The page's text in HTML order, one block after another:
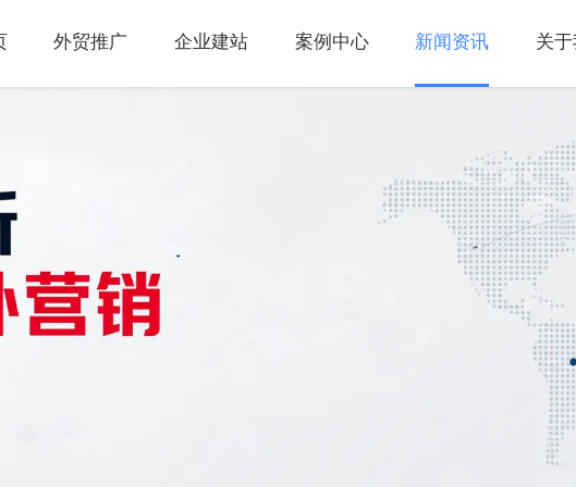
外贸推广 企业建站 案例中心 新闻资讯 关